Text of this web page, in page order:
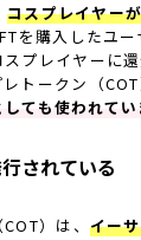
コスプレイヤー
を購入したユ
プレイヤーに
トークン（
ても使われてい
されている
）は、 イー